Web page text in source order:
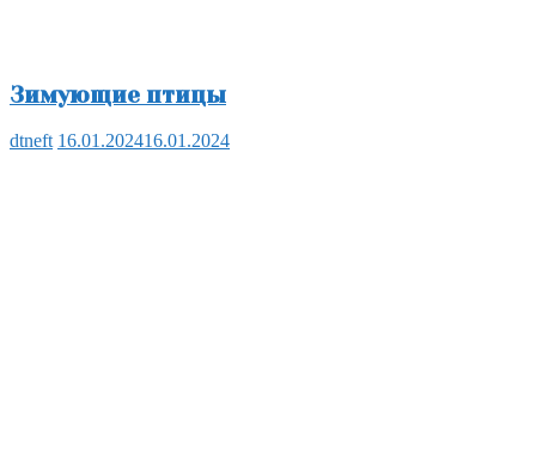
Зимующие птицы
dtneft 16.01.202416.01.2024